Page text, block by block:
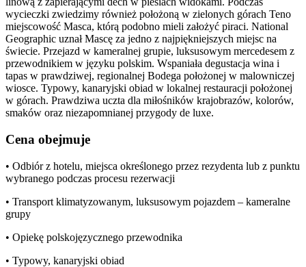
wycieczki zwiedzimy również położoną w zielonych górach Teno
miejscowość Masca, którą podobno mieli założyć piraci. National
Geographic uznał Mascę za jedno z najpiękniejszych miejsc na
świecie. Przejazd w kameralnej grupie, luksusowym mercedesem z
przewodnikiem w języku polskim. Wspaniała degustacja wina i
tapas w prawdziwej, regionalnej Bodega położonej w malowniczej
wiosce. Typowy, kanaryjski obiad w lokalnej restauracji położonej
w górach. Prawdziwa uczta dla miłośników krajobrazów, kolorów,
smaków oraz niezapomnianej przygody de luxe.
Cena obejmuje
• Odbiór z hotelu, miejsca określonego przez rezydenta lub z punktu
wybranego podczas procesu rezerwacji
• Transport klimatyzowanym, luksusowym pojazdem – kameralne
grupy
• Opiekę polskojęzycznego przewodnika
• Typowy, kanaryjski obiad